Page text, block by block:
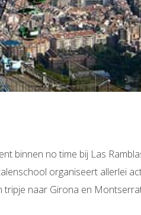
binnen no time bij Las
organiseert allerlei
tripje naar Girona en